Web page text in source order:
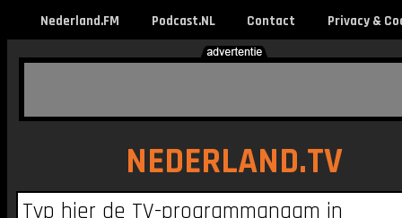
Nederland.FM Podcast.NL Contact Privacy &
NEDERLAND.TV